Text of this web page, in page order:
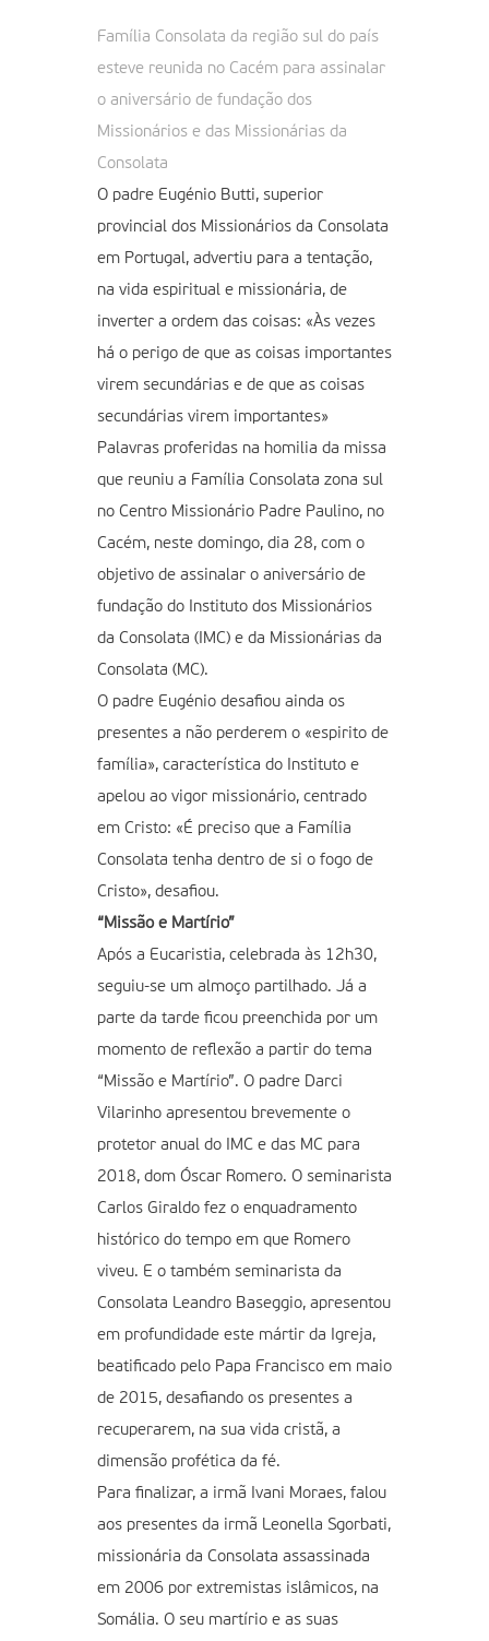
Família Consolata da região sul do país
esteve reunida no Cacém para assinalar
o aniversário de fundação dos
Missionários e das Missionárias da
Consolata
O padre Eugénio Butti, superior
provincial dos Missionários da Consolata
em Portugal, advertiu para a tentação,
na vida espiritual e missionária, de
inverter a ordem das coisas: «Às vezes
há o perigo de que as coisas importantes
virem secundárias e de que as coisas
secundárias virem importantes»
Palavras proferidas na homilia da missa
que reuniu a Família Consolata zona sul
no Centro Missionário Padre Paulino, no
Cacém, neste domingo, dia 28, com o
objetivo de assinalar o aniversário de
fundação do Instituto dos Missionários
da Consolata (IMC) e da Missionárias da
Consolata (MC).
O padre Eugénio desafiou ainda os
presentes a não perderem o «espirito de
família», característica do Instituto e
apelou ao vigor missionário, centrado
em Cristo: «É preciso que a Família
Consolata tenha dentro de si o fogo de
Cristo», desafiou.
“Missão e Martírio”
Após a Eucaristia, celebrada às 12h30,
seguiu-se um almoço partilhado. Já a
parte da tarde ficou preenchida por um
momento de reflexão a partir do tema
“Missão e Martírio”. O padre Darci
Vilarinho apresentou brevemente o
protetor anual do IMC e das MC para
2018, dom Óscar Romero. O seminarista
Carlos Giraldo fez o enquadramento
histórico do tempo em que Romero
viveu. E o também seminarista da
Consolata Leandro Baseggio, apresentou
em profundidade este mártir da Igreja,
beatificado pelo Papa Francisco em maio
de 2015, desafiando os presentes a
recuperarem, na sua vida cristã, a
dimensão profética da fé.
Para finalizar, a irmã Ivani Moraes, falou
aos presentes da irmã Leonella Sgorbati,
missionária da Consolata assassinada
em 2006 por extremistas islâmicos, na
Somália. O seu martírio e as suas